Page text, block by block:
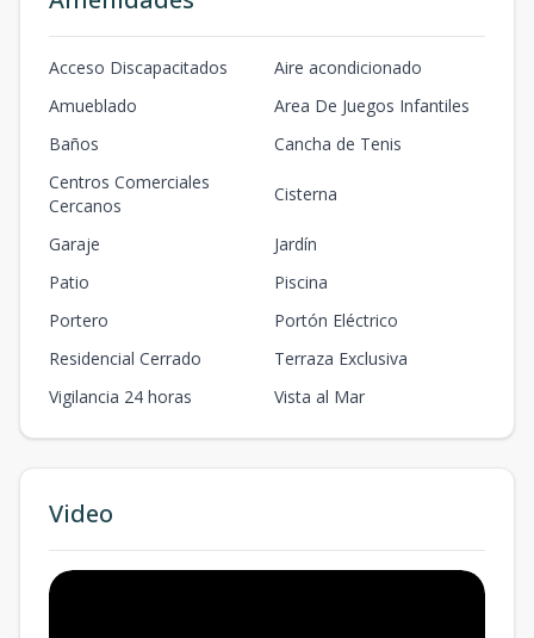
Acceso Discapacitados
Aire acondicionado
Amueblado
Area De Juegos Infantiles
Baños
Cancha de Tenis
Centros Comerciales
Cercanos
Cisterna
Garaje
Jardín
Patio
Piscina
Portero
Portón Eléctrico
Residencial Cerrado
Terraza Exclusiva
Vigilancia 24 horas
Vista al Mar
Video